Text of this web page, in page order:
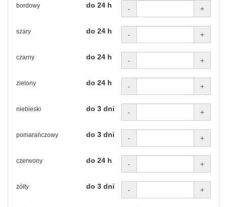
bordowy do 24 h - +
szary do 24 h - +
czarny do 24 h - +
zielony do 24 h - +
niebieski do 3 dni - +
pomarańczowy do 3 dni - +
czerwony do 24 h - +
żółty do 3 dni - +